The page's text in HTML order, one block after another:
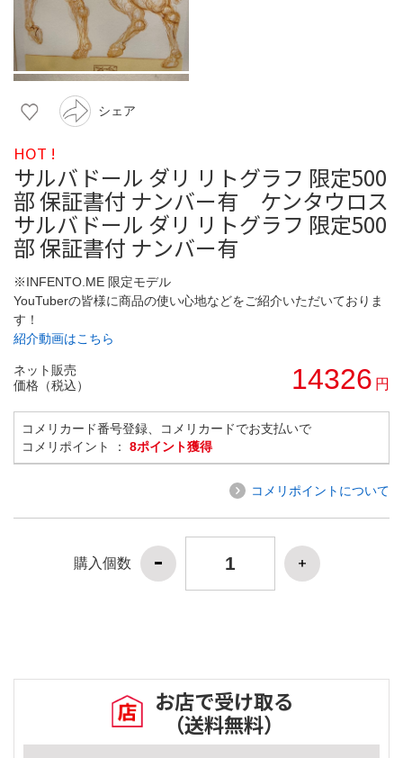
シェア
HOT !
サルバドール ダリ リトグラフ 限定500
部 保証書付 ナンバー有 ケンタウロス
サルバドール ダリ リトグラフ 限定500
部 保証書付 ナンバー有
※INFENTO.ME 限定モデル
YouTuberの皆様に商品の使い心地などをご紹介いただいておりま
す！
紹介動画はこちら
ネット販売
価格（税込）
14326 円
コメリカード番号登録、コメリカードでお支払いで
コメリポイント ： 8ポイント獲得
コメリポイントについて
購入個数
お店で受け取る
（送料無料）